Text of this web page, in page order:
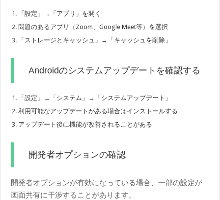
「設定」→「アプリ」を開く
問題のあるアプリ（Zoom、Google Meet等）を選択
「ストレージとキャッシュ」→「キャッシュを削除」
Androidのシステムアップデートを確認する
「設定」→「システム」→「システムアップデート」
利用可能なアップデートがある場合はインストールする
アップデート後に機能が改善されることがある
開発者オプションの確認
開発者オプションが有効になっている場合、一部の設定が
画面共有に干渉することがあります。